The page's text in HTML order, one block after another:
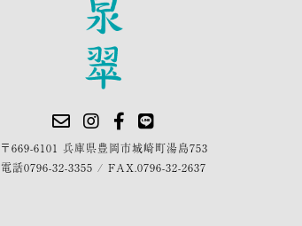
〒669-6101 兵庫県豊岡市城崎町湯島753
電話0796-32-3355 / FAX.0796-32-2637